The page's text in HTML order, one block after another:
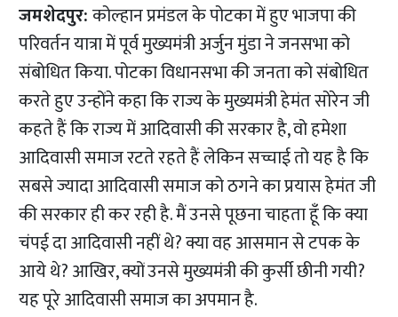
जमशेदपुर:कोल्हान प्रमंडल के पोटका में हुए भाजपा की
परिवर्तन यात्रा में पूर्व मुख्यमंत्री अर्जुन मुंडा ने जनसभा को
संबोधित किया. पोटका विधानसभा की जनता को संबोधित
करते हुए उन्होंने कहा कि राज्य के मुख्यमंत्री हेमंत सोरेन जी
कहते हैं कि राज्य में आदिवासी की सरकार है, वो हमेशा
आदिवासी समाज रटते रहते हैं लेकिन सच्चाई तो यह है कि
सबसे ज्यादा आदिवासी समाज को ठगने का प्रयास हेमंत जी
की सरकार ही कर रही है. मैं उनसे पूछना चाहता हूँ कि क्या
चंपई दा आदिवासी नहीं थे? क्या वह आसमान से टपक के
आये थे? आखिर, क्यों उनसे मुख्यमंत्री की कुर्सी छीनी गयी?
यह पूरे आदिवासी समाज का अपमान है.